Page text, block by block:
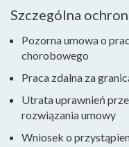
Szczególna
Pozorna umowa o
chorobowego
Praca zdalna za
Utrata uprawnień
rozwiązania umowy
Wniosek o